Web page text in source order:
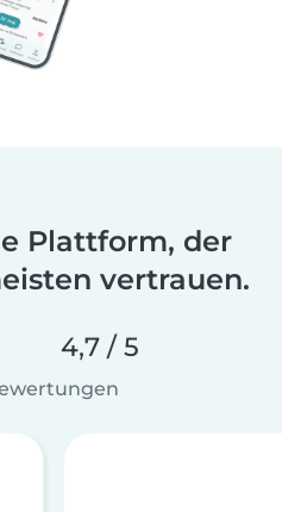
Plattform, der
vertrauen.
4,7 / 5